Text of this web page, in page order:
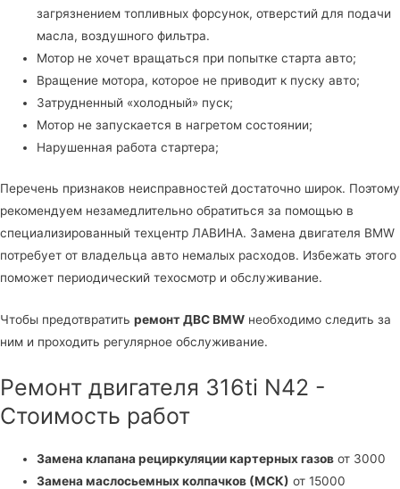
загрязнением топливных форсунок, отверстий для подачи
масла, воздушного фильтра.
Мотор не хочет вращаться при попытке старта авто;
Вращение мотора, которое не приводит к пуску авто;
Затрудненный «холодный» пуск;
Мотор не запускается в нагретом состоянии;
Нарушенная работа стартера;
Перечень признаков неисправностей достаточно широк. Поэтому
рекомендуем незамедлительно обратиться за помощью в
специализированный техцентр ЛАВИНА. Замена двигателя BMW
потребует от владельца авто немалых расходов. Избежать этого
поможет периодический техосмотр и обслуживание.
Чтобы предотвратить ремонт ДВС BMW необходимо следить за
ним и проходить регулярное обслуживание.
Ремонт двигателя 316ti N42 -
Стоимость работ
Замена клапана рециркуляции картерных газов от 3000
Замена маслосьемных колпачков (МСК) от 15000